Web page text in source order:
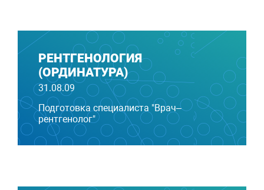
РЕНТГЕНОЛОГИЯ
(ОРДИНАТУРА)
31.08.09
Подготовка специалиста "Врач–
рентгенолог"